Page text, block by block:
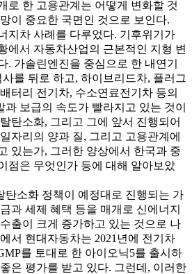
로 한 고용관계는 어떻게 변화할 것
이 중요한 국면인 것으로 보인다.
지차 사례를 다루었다. 기후위기가
에서 자동차산업의 근본적인 지형 변
. 가솔린엔진을 중심으로 한 내연기
를 뒤로 하고, 하이브리드차, 플러그
터리 전기차, 수소연료전기차 등의
과 보급의 속도가 빨라지고 있는 것이
탄소화, 그리고 그에 앞서 진행되어
자리의 양과 질, 그리고 고용관계에
있는가, 그러한 양상에서 한국과 중
점은 무엇인가 등에 대해 알아보았
탄소화 정책이 예정대로 진행되는 가
과 세제 혜택 등을 매개로 신에너지
출이 크게 증가하고 있는 것으로 나
서 현대자동차는 2021년에 전기차
를 토대로 한 아이오닉5를 출시하
은 평가를 받고 있다. 그런데, 이러한